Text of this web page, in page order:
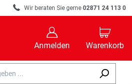
R Wir beraten Sie gerne 02871 24 113 0
B
Anmelden
C
Warenkorb